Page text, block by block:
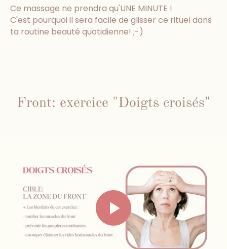
Ce massage ne prendra qu'UNE MINUTE !
C'est pourquoi il sera facile de glisser ce rituel dans
ta routine beauté quotidienne! ;-)
Front: exercice "Doigts croisés"